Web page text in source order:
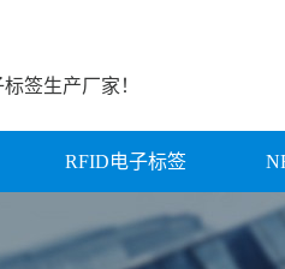
签生产厂家！
RFID电子标签